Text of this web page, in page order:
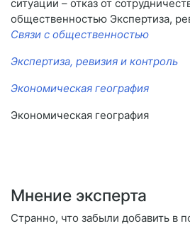
ситуации – отказ от
общественностью Экспертиза,
Связи с общественностью
Экспертиза, ревизия и контроль
Экономическая география
Экономическая география
Мнение эксперта
Странно, что забыли добавить в